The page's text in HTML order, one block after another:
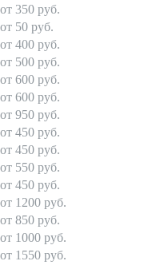
от 350 руб.
от 50 руб.
от 400 руб.
от 500 руб.
от 600 руб.
от 600 руб.
от 950 руб.
от 450 руб.
от 450 руб.
от 550 руб.
от 450 руб.
от 1200 руб.
от 850 руб.
от 1000 руб.
от 1550 руб.